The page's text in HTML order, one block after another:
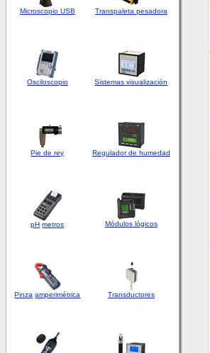
Microscopio USB Transpaleta pesadora
Osciloscopio Sistemas visualización
Pie de rey Regulador de humedad
pH metros Módulos lógicos
Pinza amperimétrica Transductores